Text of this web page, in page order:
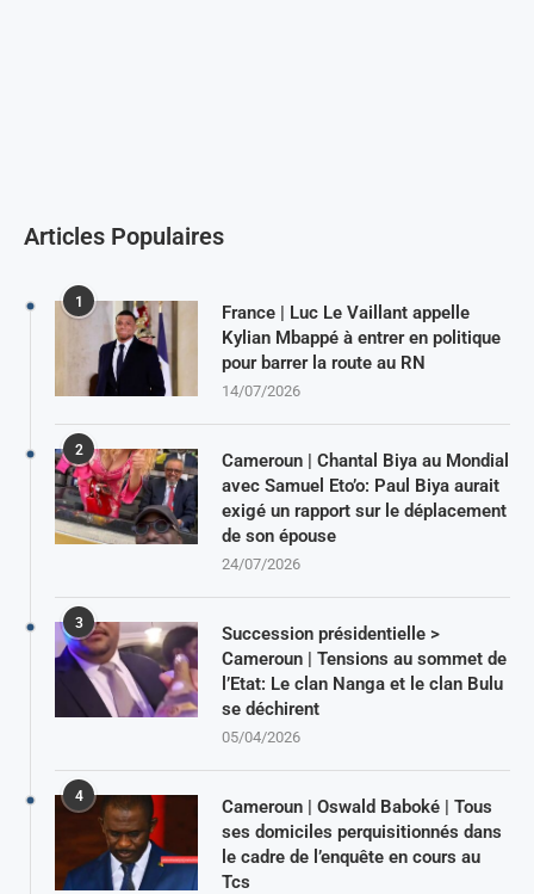
Articles Populaires
1
France | Luc Le Vaillant appelle
Kylian Mbappé à entrer en politique
pour barrer la route au RN
14/07/2026
2
Cameroun | Chantal Biya au Mondial
avec Samuel Eto’o: Paul Biya aurait
exigé un rapport sur le déplacement
de son épouse
24/07/2026
3
Succession présidentielle >
Cameroun | Tensions au sommet de
l’Etat: Le clan Nanga et le clan Bulu
se déchirent
05/04/2026
4
Cameroun | Oswald Baboké | Tous
ses domiciles perquisitionnés dans
le cadre de l’enquête en cours au
Tcs